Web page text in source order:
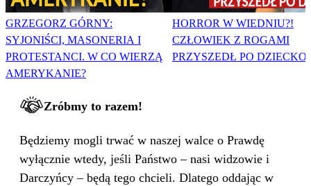
GRZEGORZ GÓRNY:
SYJONIŚCI, MASONERIA I
PROTESTANCI. W CO WIERZĄ
AMERYKANIE?
HORROR W WIEDNIU?!
CZŁOWIEK Z ROGAMI
PRZYSZEDŁ PO DZIECKO
Zróbmy to razem!
Będziemy mogli trwać w naszej walce o Prawdę
wyłącznie wtedy, jeśli Państwo – nasi widzowie i
Darczyńcy – będą tego chcieli. Dlatego oddając w